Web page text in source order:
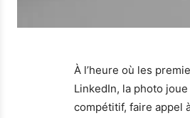
À l’heure où les
LinkedIn, la photo
compétitif, faire appel